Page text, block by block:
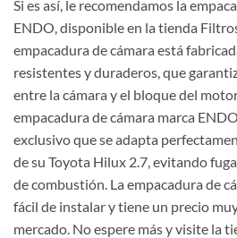
Si es así, le recomendamos la
ENDO, disponible en la tienda
empacadura de cámara está
resistentes y duraderos, que
entre la cámara y el bloque del
empacadura de cámara marca
exclusivo que se adapta
de su Toyota Hilux 2.7, evitando
de combustión. La empacadura de
fácil de instalar y tiene un precio
mercado. No espere más y visite la